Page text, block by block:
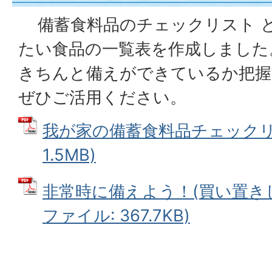
備蓄食料品のチェックリスト
たい食品の一覧表を作成しまし
きちんと備えができているか把
ぜひご活用ください。
我が家の備蓄食料品チェック
1.5MB)
非常時に備えよう！(買い置
ファイル: 367.7KB)